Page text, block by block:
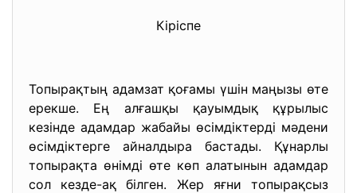
Кіріспе
Топырақтың адамзат қоғамы үшін маңызы өте
ерекше. Ең алғашқы қауымдық құрылыс
кезінде адамдар жабайы өсімдіктерді мәдени
өсімдіктерге айналдыра бастады. Құнарлы
топырақта өнімді өте көп алатынын адамдар
сол кезде-ақ білген. Жер яғни топырақсыз